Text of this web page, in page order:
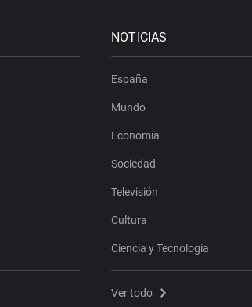
NOTICIAS
España
Mundo
Economía
Sociedad
Televisión
Cultura
Ciencia y Tecnología
Ver todo